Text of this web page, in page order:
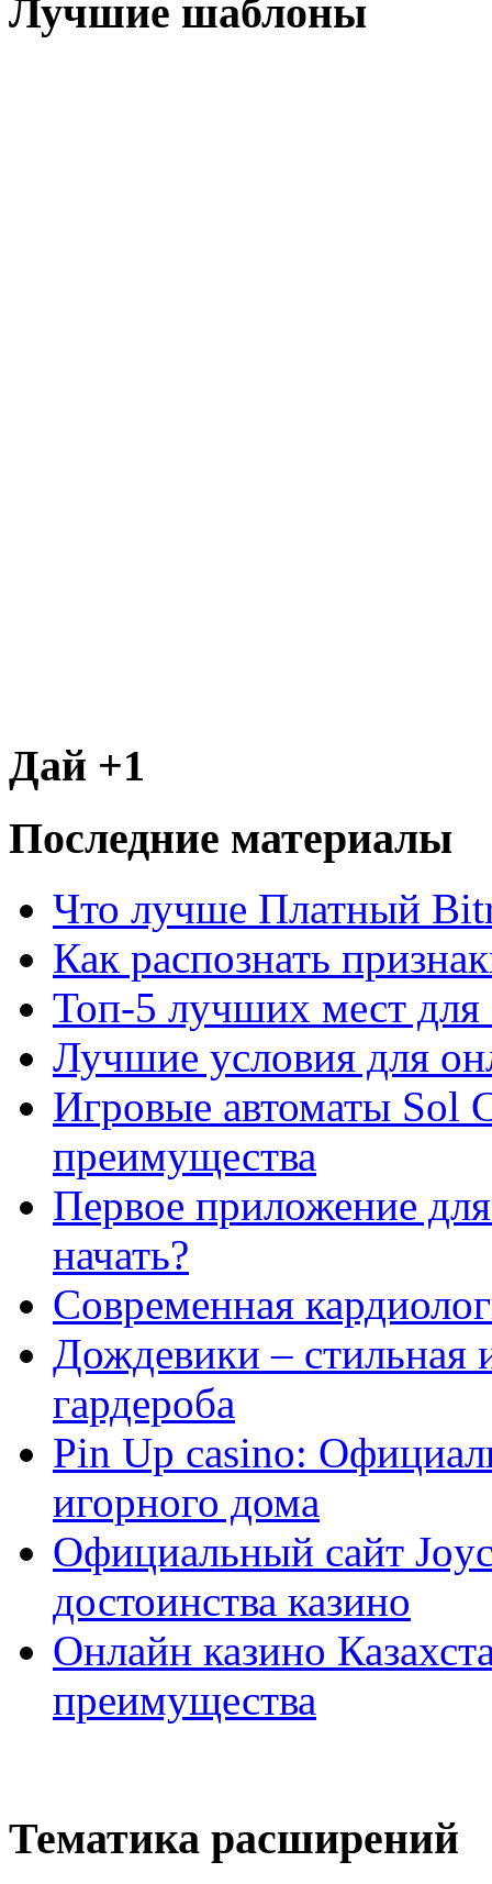
Лучшие шаблоны
Дай +1
Последние материалы
Что лучше Платный
Как распознать
Топ-5 лучших мест для
Лучшие условия для
Игровые автоматы Sol
преимущества
Первое приложение
начать?
Современная
Дождевики – стильная
гардероба
Pin Up casino:
игорного дома
Официальный сайт
достоинства казино
Онлайн казино
преимущества
Тематика расширений